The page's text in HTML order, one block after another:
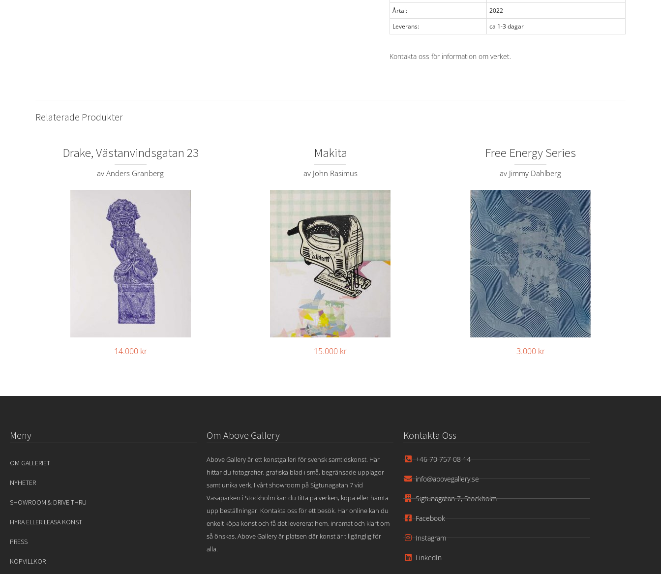
Årtal:
2022
Leverans:
ca 1-3 dagar
Kontakta oss för information om verket.
Relaterade Produkter
Drake, Västanvindsgatan 23
av Anders Granberg
14.000 kr
Makita
av John Rasimus
15.000 kr
Free Energy Series
av Jimmy Dahlberg
3.000 kr
Meny
OM GALLERIET
NYHETER
SHOWROOM & DRIVE THRU
HYRA ELLER LEASA KONST
PRESS
KÖPVILLKOR
Om Above Gallery
Above Gallery är ett konstgalleri för svensk samtidskonst. Här
hittar du fotografier, grafiska blad i små, begränsade upplagor
samt unika verk. I vårt showroom på Sigtunagatan 7 vid
Vasaparken i Stockholm kan du titta på verken, köpa eller hämta
upp beställningar. Kontakta oss för ett besök. Här online kan du
enkelt köpa konst och få det levererat hem, inramat och klart om
så önskas. Above Gallery är platsen där konst är tillgänglig för
alla.
Kontakta Oss
+46 70 757 08 14
info@abovegallery.se
Sigtunagatan 7, Stockholm
Facebook
Instagram
LinkedIn